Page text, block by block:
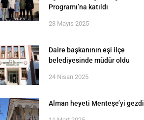
Programı’na katıldı
23 Mayıs 2025
Daire başkanının eşi ilçe
belediyesinde müdür oldu
24 Nisan 2025
Alman heyeti Menteşe’yi gezdi